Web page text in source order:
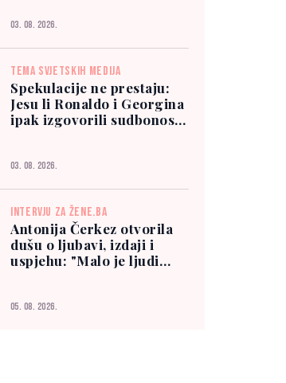
03. 08. 2026.
TEMA SVJETSKIH MEDIJA
Spekulacije ne prestaju:
Jesu li Ronaldo i Georgina
ipak izgovorili sudbonosno
03. 08. 2026.
INTERVJU ZA ŽENE.BA
Antonija Čerkez otvorila
dušu o ljubavi, izdaji i
uspjehu: "Malo je ljudi
05. 08. 2026.